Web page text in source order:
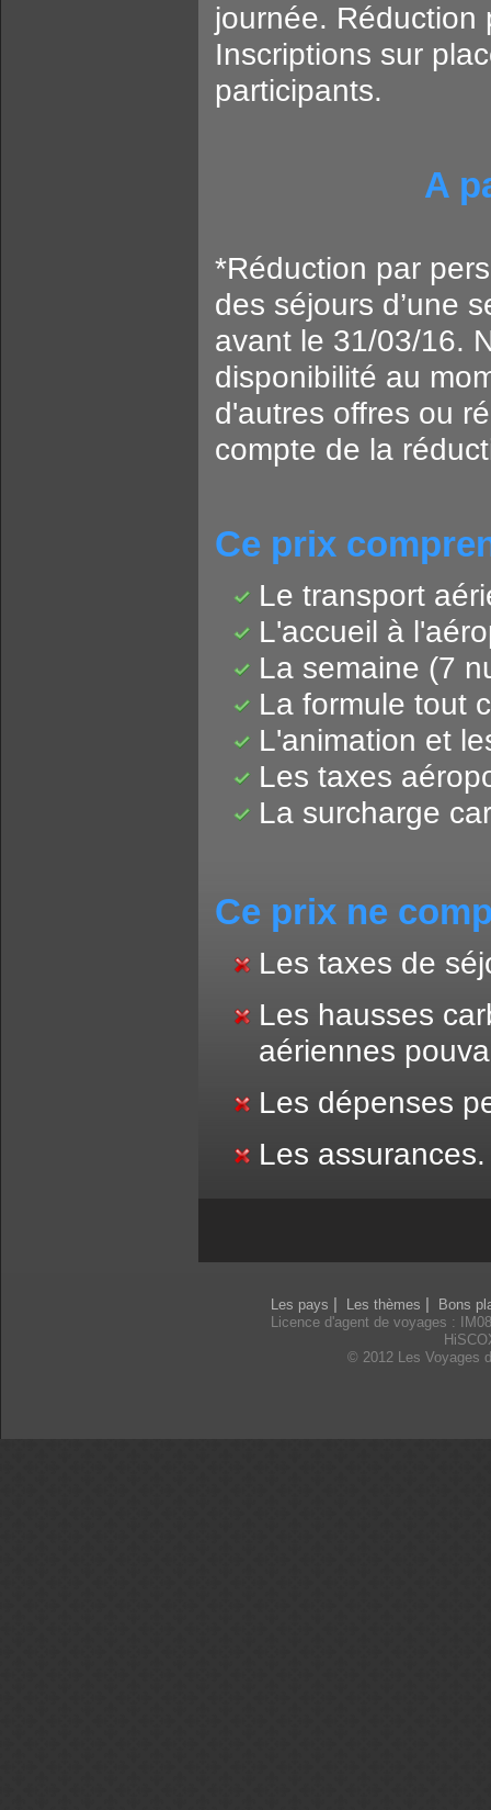
journée.
Inscriptions sur
participants.
A
*Réduction par
des séjours d’une
avant le 31/03/16.
disponibilité au
d'autres offres ou
compte de la
Ce prix
Le transport
L'accueil à
La semaine (7
La formule tout
L'animation et
Les taxes
La surcharge
Ce prix ne
Les taxes de
Les hausses
aériennes
Les dépenses
Les assurances.
Les pays Les thèmes
Bons
Licence d'agent de voyages :
© 2012 Les Voyages